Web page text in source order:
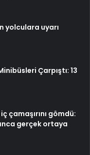
yolculara uyarı
Çarpıştı: 13
çamaşırını gömdü:
gerçek ortaya